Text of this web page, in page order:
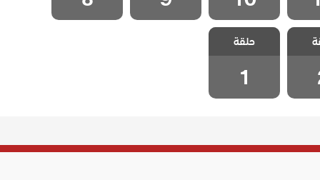
مسلسل اخوتي
4 مدبلج الحلقة
1
حلقة
1